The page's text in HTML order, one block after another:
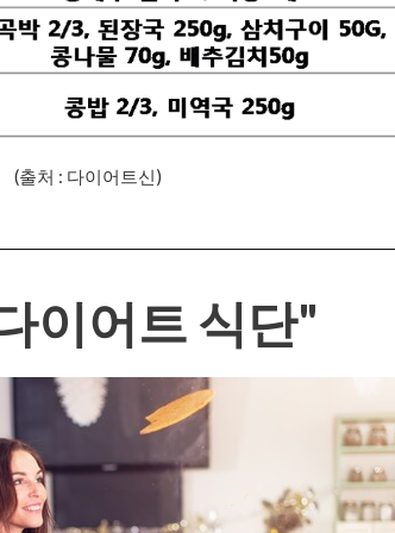
(출처 : 다이어트신)
이어트 식단"